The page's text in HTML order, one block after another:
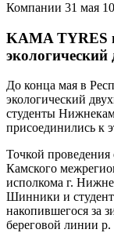
Компании 31 мая
KAMA TYRES
экологический
До конца мая в
экологический
студенты
присоединились к
Точкой
Камского
исполкома г.
Шинники и
накопившегося за
береговой линии р.